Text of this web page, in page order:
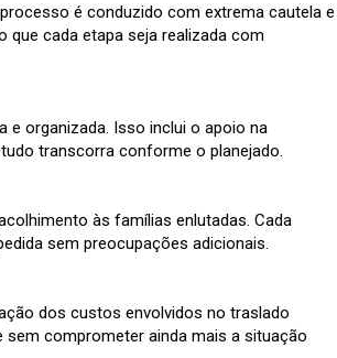
é conduzido com extrema cautela e
que cada etapa seja realizada com
e organizada. Isso inclui o apoio na
transcorra conforme o planejado.
às famílias enlutadas. Cada
sem preocupações adicionais.
dos custos envolvidos no traslado
comprometer ainda mais a situação